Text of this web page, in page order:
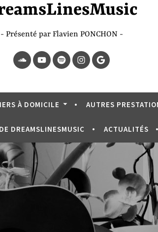
Présenté par Flavien PONCHON
SoundCloud
YouTubeSpotifyInstagram
Page
Google
À DOMICILE AUTRES
DREAMSLINESMUSIC ACTUALITÉS